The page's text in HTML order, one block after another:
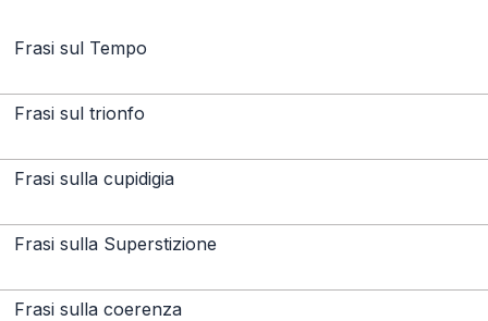
Frasi sul Tempo
Frasi sul trionfo
Frasi sulla cupidigia
Frasi sulla Superstizione
Frasi sulla coerenza